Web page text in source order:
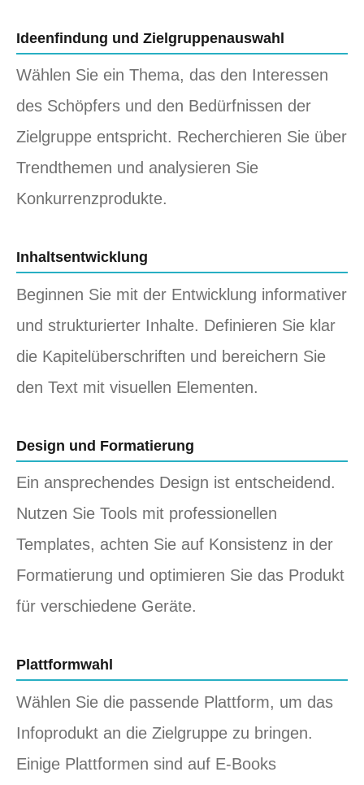
Ideenfindung und Zielgruppenauswahl
Wählen Sie ein Thema, das den Interessen
des Schöpfers und den Bedürfnissen der
Zielgruppe entspricht. Recherchieren Sie über
Trendthemen und analysieren Sie
Konkurrenzprodukte.
Inhaltsentwicklung
Beginnen Sie mit der Entwicklung informativer
und strukturierter Inhalte. Definieren Sie klar
die Kapitelüberschriften und bereichern Sie
den Text mit visuellen Elementen.
Design und Formatierung
Ein ansprechendes Design ist entscheidend.
Nutzen Sie Tools mit professionellen
Templates, achten Sie auf Konsistenz in der
Formatierung und optimieren Sie das Produkt
für verschiedene Geräte.
Plattformwahl
Wählen Sie die passende Plattform, um das
Infoprodukt an die Zielgruppe zu bringen.
Einige Plattformen sind auf E-Books